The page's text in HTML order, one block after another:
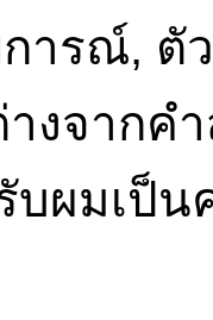
ารณ์, ตั
างจากค
บผมเป็